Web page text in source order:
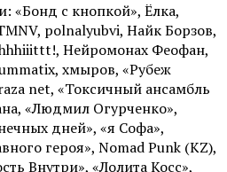
«Бонд с кнопкой», Ёлка,
polnalyubvi, Найк Борзов,
Нейромонах Феофан,
хмыров, «Рубеж
net, «Токсичный ансамбль
«Людмил Огурченко»,
дней», «я Софа»,
героя», Nomad Punk (KZ),
Внутри», «Лолита Косс»,